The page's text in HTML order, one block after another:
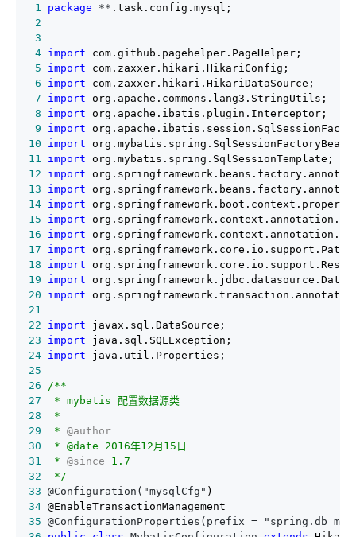
1 package **
2
3
4 import
5
import
6
import
7
import
8
import
9
import
10
import
11
import
12
import
13
import
14 import
15
import
16
import
17
import
18
import
19
import
20
import
21
22
import
23
import
24 import
25
26
/**
27
28
29
* @author
30
31
* @since
32
*/
33 @Configuration("mysqlCfg"
34
35 @ConfigurationProperties(prefix =